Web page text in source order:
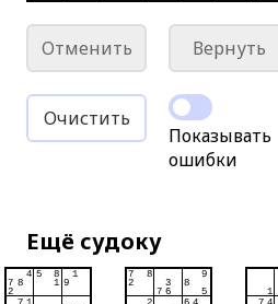
Отменить Вернуть
Очистить
Показывать
ошибки
Ещё судоку